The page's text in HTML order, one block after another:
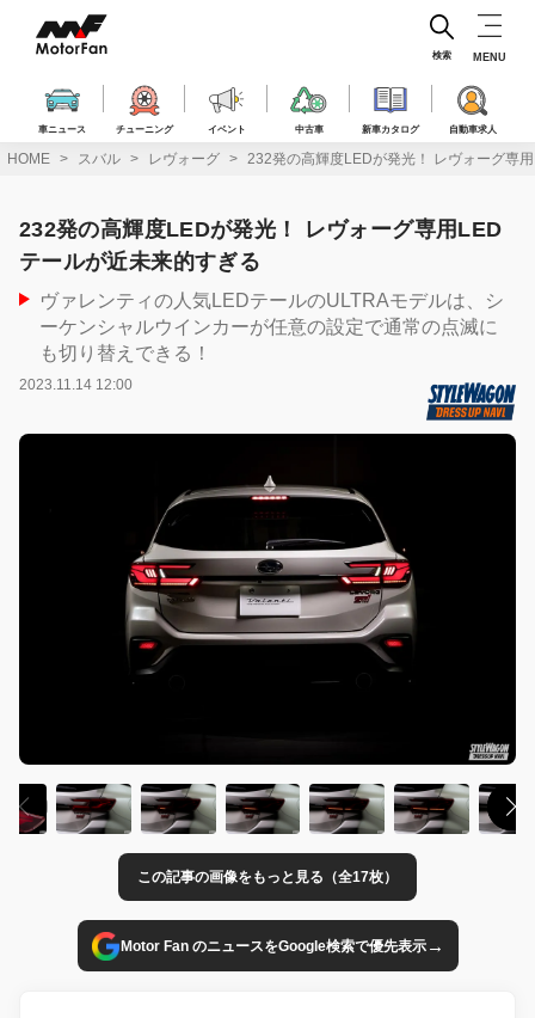
ス
車ニュース チューニング イベント 中古車 新車カタログ 自動車求人
検索 MENU
HOME スバル レヴォーグ 232発の高輝度LEDが発光！ レヴォーグ専
232発の高輝度LEDが発光！ レヴォーグ専用LED
テールが近未来的すぎる
ヴァレンティの人気LEDテールのULTRAモデルは、シ
ーケンシャルウインカーが任意の設定で通常の点滅に
も切り替えできる！
2023.11.14 12:00
この記事の画像をもっと見る（全17枚）
Motor Fan のニュースをGoogle検索で優先表示→